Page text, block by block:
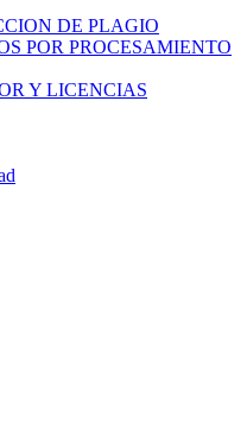
DE PLAGIO
POR PROCESAMIENTO
Y LICENCIAS